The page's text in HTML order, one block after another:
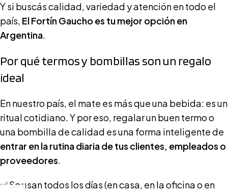
Y si buscás calidad, variedad y atención en todo el
país, El Fortín Gaucho es tu mejor opción en
Argentina.
Por qué termos y bombillas son un regalo
ideal
En nuestro país, el mate es más que una bebida: es un
ritual cotidiano. Y por eso, regalar un buen termo o
una bombilla de calidad es una forma inteligente de
entrar en la rutina diaria de tus clientes, empleados o
proveedores.
✅ Se usan todos los días (en casa, en la oficina o en